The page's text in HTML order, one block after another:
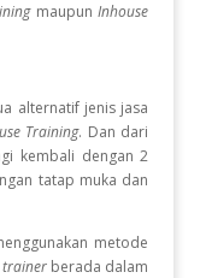
maupunInhouse
alternatif jenis jasa
Training. Dan dari
kembali dengan 2
tatap muka dan
metode
trainer berada dalam